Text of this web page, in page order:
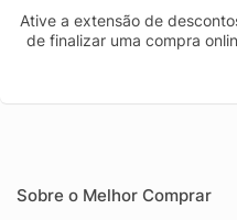
Ative a extensão de
de finalizar uma compra
Sobre o Melhor Comprar